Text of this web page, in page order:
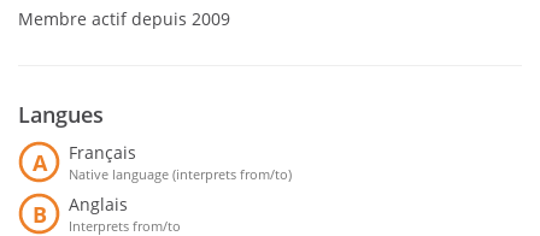
Membre actifdepuis 2009
Langues
A Français
Native language (interprets from/to)
B Anglais
Interprets from/to